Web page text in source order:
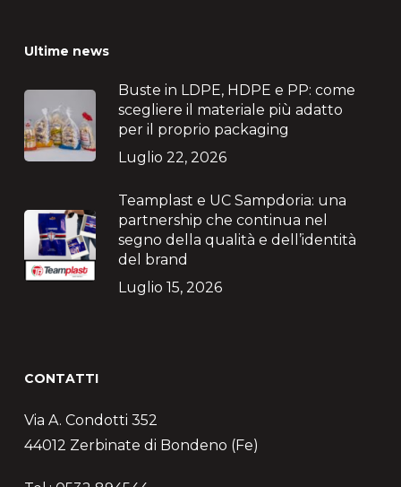
Ultime news
Buste in LDPE, HDPE e PP: come
scegliere il materiale più adatto
per il proprio packaging
Luglio 22, 2026
Teamplast e UC Sampdoria: una
partnership che continua nel
segno della qualità e dell’identità
del brand
Luglio 15, 2026
CONTATTI
Via A. Condotti 352
44012 Zerbinate di Bondeno (Fe)